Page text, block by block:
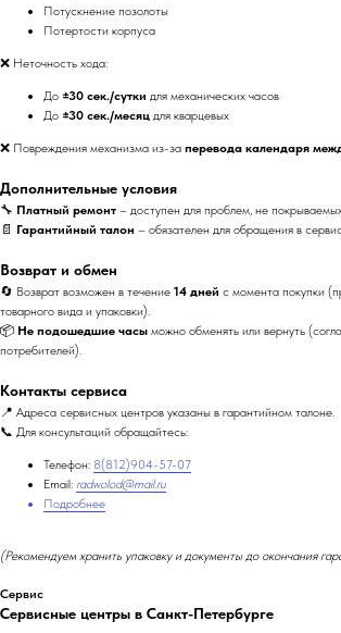
Потускнение позолоты
Потертости корпуса
❌ Неточность хода:
До ±30 сек./сутки для механических часов
До ±30 сек./месяц для кварцевых
❌ Повреждения механизма из-за перевода календаря
Дополнительные условия
🔧 Платный ремонт – доступен для проблем, не
📄 Гарантийный талон – обязателен для обращения в
Возврат и обмен
🔄 Возврат возможен в течение 14 дней с момента покупки
товарного вида и упаковки).
📦 Не подошедшие часы можно обменять или вернуть
потребителей).
Контакты сервиса
📍 Адреса сервисных центров указаны в гарантийном талоне.
📞 Для консультаций обращайтесь:
Телефон: 8(812)904-57-07
Email: radwolod@mail.ru
Подробнее
(Рекомендуем хранить упаковку и документы до окончания
Сервис
Сервисные центры в Санкт-Петербурге